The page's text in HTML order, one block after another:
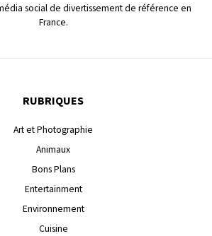
social de divertissement de référence en
France.
RUBRIQUES
Art et Photographie
Animaux
Bons Plans
Entertainment
Environnement
Cuisine